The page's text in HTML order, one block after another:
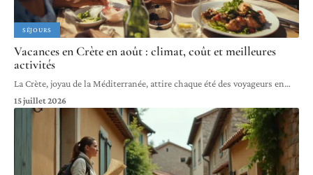
SÉJOURS
Vacances en Crète en août : climat, coût et meilleures
activités
La Crète, joyau de la Méditerranée, attire chaque été des voyageurs en…
15 juillet 2026